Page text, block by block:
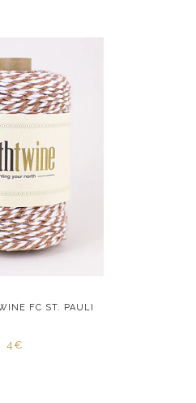
FC ST. PAULI
4€